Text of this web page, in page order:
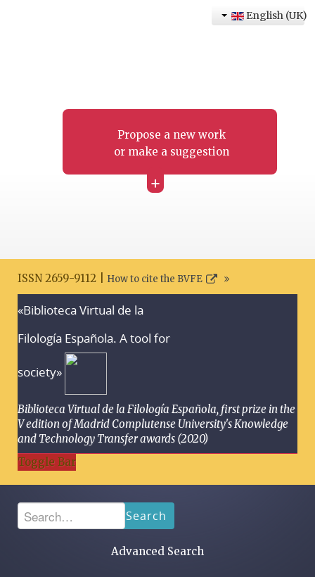
Propose a new work
or make a suggestion
+
English (UK)
ISSN 2659-9112 | How to cite the BVFE
«Biblioteca Virtual de la
Filología Española. A tool for
society»
Biblioteca Virtual de la Filología Española, first prize in the
V edition of Madrid Complutense University's Knowledge
and Technology Transfer awards (2020)
Toggle Bar
Search
Advanced Search